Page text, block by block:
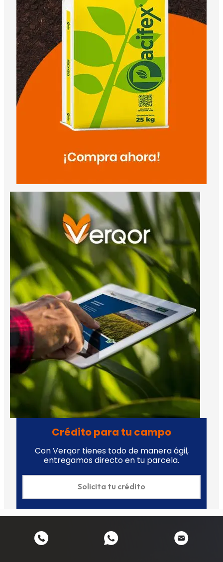
Crédito para tu campo
Con Verqor tienes todo de manera ágil,
entregamos directo en tu parcela.
Solicita tu crédito